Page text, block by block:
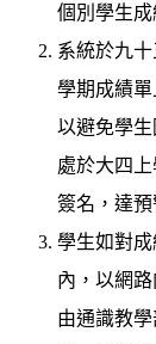
個別學生成
系統於九
學期成績
以避免學
處於大四
簽名，達預
學生如對
內，以網
由通識教